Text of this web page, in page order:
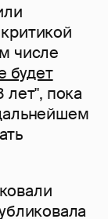
числе
будет
лет", пока